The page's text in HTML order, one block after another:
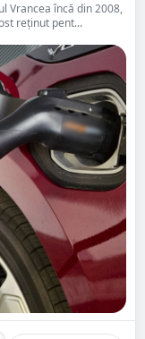
Vrancea încă din 2008,
reţinut pent...